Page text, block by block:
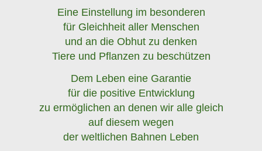
Eine Einstellung im besonderen
für Gleichheit aller Menschen
und an die Obhut zu denken
Tiere und Pflanzen zu beschützen
Dem Leben eine Garantie
für die positive Entwicklung
zu ermöglichen an denen wir alle gleich
auf diesem wegen
der weltlichen Bahnen Leben